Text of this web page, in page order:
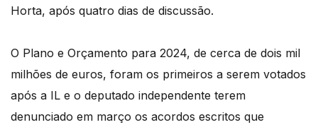
Horta, após quatro dias de discussão.
O Plano e Orçamento para 2024, de cerca de dois mil
milhões de euros, foram os primeiros a serem votados
após a IL e o deputado independente terem
denunciado em março os acordos escritos que